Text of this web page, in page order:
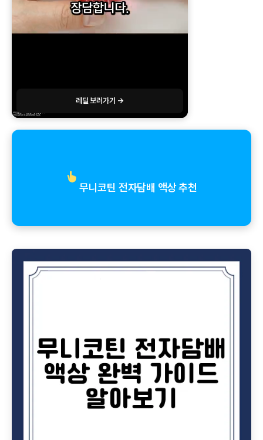
레딜 보러가기 →
무니코틴 전자담배 액상 추천